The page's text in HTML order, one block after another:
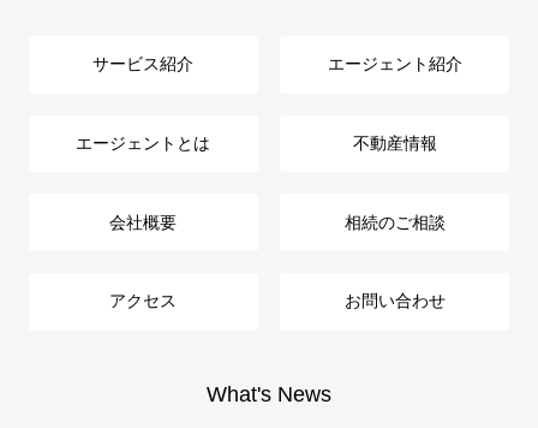
サービス紹介 エージェント紹介
エージェントとは 不動産情報
会社概要 相続のご相談
アクセス お問い合わせ
What's News